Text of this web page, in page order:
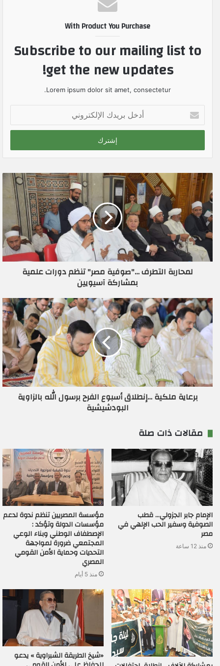
With Product You Purchase
Subscribe to our mailing list to
get the new updates!
Lorem ipsum dolor sit amet, consectetur.
خ
ب
ي
د
ك
ا
ل
ل
ت
لمحاربة التطرف …"صوفية مصر" تنظم دورات علمية
بمشاركة آسيويين
برعاية ملكية …إنطلاق أسبوع الفرح برسول الله بالزاوية
البودشيشية
مقالات ذات صلة
الإمام جابر الجزولي… قطب
الصوفية وسفير الحب الإلهي في
مصر
منذ 12 ساعة
مؤسسة المصريين تنظم ندوة لدعم
مؤسسات الدولة وتؤكد :
الإصطفاف الوطني وبناء الوعي
المجتمعي ضرورة لمواجهة
التحديات وحماية الأمن القومي
المصري
منذ 5 أيام
«شيخ الطريقة الشبراوية » يدعو